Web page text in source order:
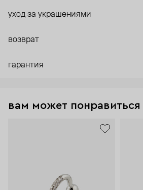
уход за украшениями
возврат
гарантия
вам может понравиться